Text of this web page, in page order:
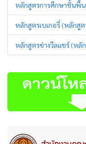
หลักสูตรการศึกษาชั้นพื้
หลักสูตรเบเกอรี่ (หลักสู
หลักสูตรช่างวีลแชร์ (หลั